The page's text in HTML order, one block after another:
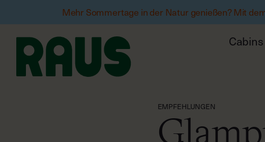
Mehr Sommertage in der Natur genießen? Mit
Cabins
EMPFEHLUNGEN